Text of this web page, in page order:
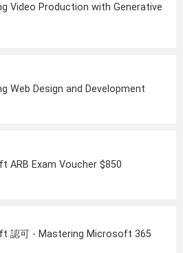
Video Production with Generative
Web Design and Development
ARB Exam Voucher $850
認可 - Mastering Microsoft 365